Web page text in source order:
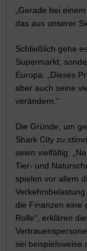
„Gerade bei
das aus unserer
Schließlich gehe
Supermarkt,
Europa. „Dieses
aber auch seine
verändern.“
Die Gründe, um
Shark City zu
seien vielfältig.
Tier- und
spielen vor allem
Verkehrsbelastung
die Finanzen eine
Rolle“, erklären die
sei beispielsweise